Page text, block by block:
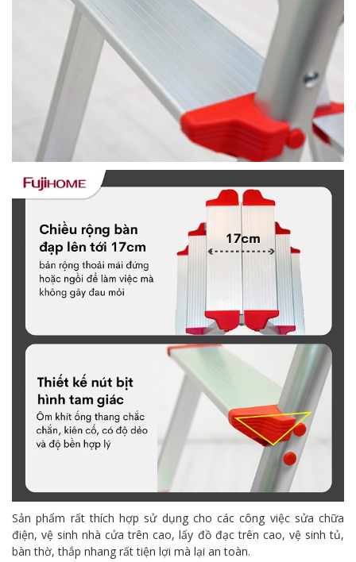
Sản phẩm rất thích hợp sử dụng cho các công việc sửa chữa
điện, vệ sinh nhà cửa trên cao, lấy đồ đạc trên cao, vệ sinh tủ,
bàn thờ, thắp nhang rất tiện lợi mà lại an toàn.